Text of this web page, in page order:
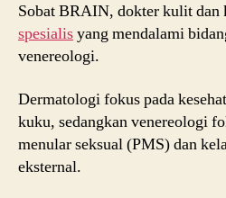
Sobat BRAIN, dokter kulit dan
spesialisyang mendalami
venereologi.
Dermatologi fokus pada
kuku, sedangkan venereologi
menular seksual (PMS) dan
eksternal.